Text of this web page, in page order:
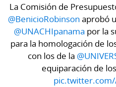
La Comisión de
@BenicioRobinson aprobó
@UNACHIpanama por la
para la homologación de
con los de la
equiparación de
pic.twitter.com/